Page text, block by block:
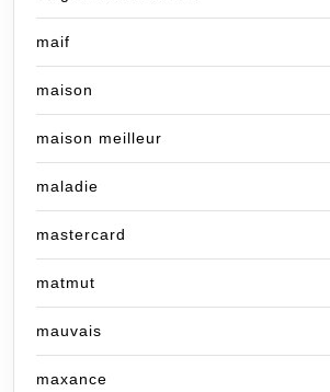
maif
maison
maison meilleur
maladie
mastercard
matmut
mauvais
maxance